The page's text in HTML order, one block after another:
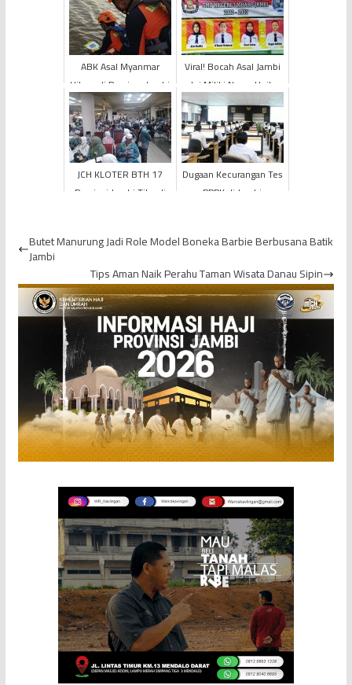
ABK Asal Myanmar
Hilang di Perairan Jambi
Viral! Bocah Asal Jambi
Ini Miliki Nama Unik
D’masiv Rahmad
JCH KLOTER BTH 17
Provinsi Jambi Tiba di
Dugaan Kecurangan Tes
PPPK di Jambi
Butet Manurung Jadi Role Model Boneka Barbie Berbusana Batik
Jambi
Tips Aman Naik Perahu Taman Wisata Danau Sipin